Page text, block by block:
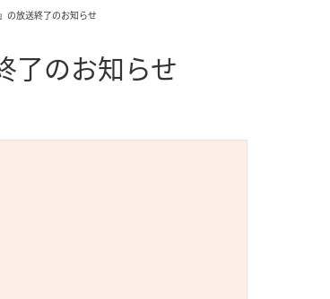
の放送終了のお知らせ
了のお知らせ